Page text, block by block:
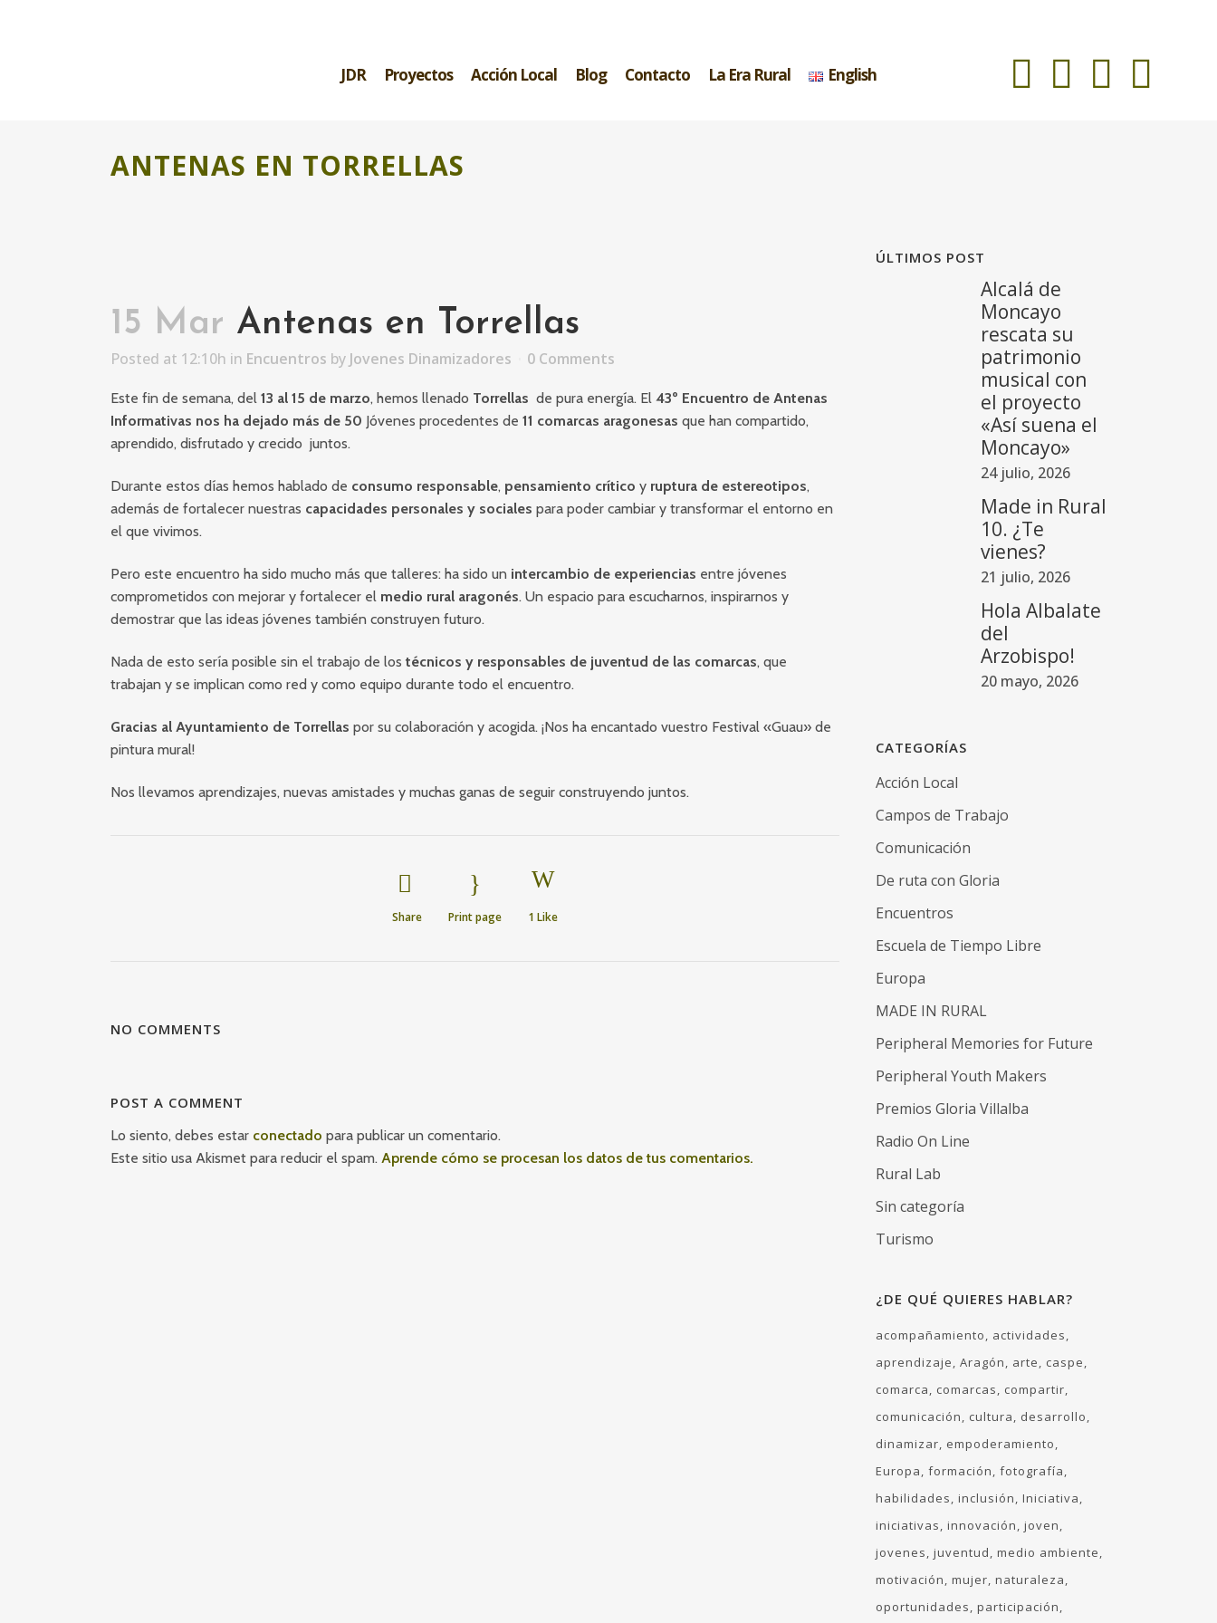
JDR Proyectos Acción Local Blog Contacto La Era Rural English
ANTENAS EN TORRELLAS
15 Mar Antenas en Torrellas
Posted at 12:10h in Encuentros by Jovenes Dinamizadores 0 Comments
Este fin de semana, del 13 al 15 de marzo, hemos llenado Torrellas de pura energía. El 43º Encuentro de Antenas
Informativas nos ha dejado más de 50 Jóvenes procedentes de 11 comarcas aragonesas que han compartido,
aprendido, disfrutado y crecido juntos.
Durante estos días hemos hablado de consumo responsable, pensamiento crítico y ruptura de estereotipos,
además de fortalecer nuestras capacidades personales y sociales para poder cambiar y transformar el entorno en
el que vivimos.
Pero este encuentro ha sido mucho más que talleres: ha sido un intercambio de experiencias entre jóvenes
comprometidos con mejorar y fortalecer el medio rural aragonés. Un espacio para escucharnos, inspirarnos y
demostrar que las ideas jóvenes también construyen futuro.
Nada de esto sería posible sin el trabajo de los técnicos y responsables de juventud de las comarcas, que
trabajan y se implican como red y como equipo durante todo el encuentro.
Gracias al Ayuntamiento de Torrellas por su colaboración y acogida. ¡Nos ha encantado vuestro Festival «Guau» de
pintura mural!
Nos llevamos aprendizajes, nuevas amistades y muchas ganas de seguir construyendo juntos.
Share Print page 1 Like
NO COMMENTS
POST A COMMENT
Lo siento, debes estar conectado para publicar un comentario.
Este sitio usa Akismet para reducir el spam. Aprende cómo se procesan los datos de tus comentarios.
ÚLTIMOS POST
Alcalá de
Moncayo
rescata su
patrimonio
musical con
el proyecto
«Así suena el
Moncayo»
24 julio, 2026
Made in Rural
10. ¿Te
vienes?
21 julio, 2026
Hola Albalate
del
Arzobispo!
20 mayo, 2026
CATEGORÍAS
Acción Local
Campos de Trabajo
Comunicación
De ruta con Gloria
Encuentros
Escuela de Tiempo Libre
Europa
MADE IN RURAL
Peripheral Memories for Future
Peripheral Youth Makers
Premios Gloria Villalba
Radio On Line
Rural Lab
Sin categoría
Turismo
¿DE QUÉ QUIERES HABLAR?
acompañamiento
actividades
aprendizaje Aragón arte
caspe
comarca
comarcas
compartir
comunicación
cultura
desarrollo
dinamizar empoderamiento
Europa formación fotografía
habilidades inclusión Iniciativa
iniciativas innovación joven
jovenes juventud medio ambiente
motivación mujer naturaleza
oportunidades participación